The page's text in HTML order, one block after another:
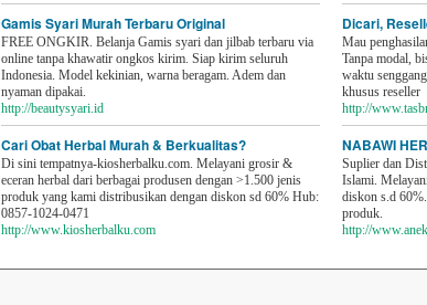
Gamis Syari Murah Terbaru Original
FREE ONGKIR. Belanja Gamis syari dan jilbab terbaru via
online tanpa khawatir ongkos kirim. Siap kirim seluruh
Indonesia. Model kekinian, warna beragam. Adem dan
nyaman dipakai.
http://beautysyari.id
Cari Obat Herbal Murah & Berkualitas?
Di sini tempatnya-kiosherbalku.com. Melayani grosir &
eceran herbal dari berbagai produsen dengan >1.500 jenis
produk yang kami distribusikan dengan diskon sd 60% Hub:
0857-1024-0471
http://www.kiosherbalku.com
Dicari,
Mau
Tanpa modal,
waktu
khusus reseller
http://
NABAWI
Suplier dan
Islami.
diskon s.d
produk.
http://